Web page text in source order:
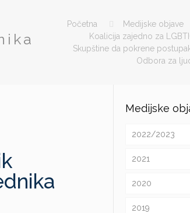
Početna Medijske objave
Koalicija zajedno za
Skupštine da pokrene
Odbora za
Medijske
2022/2023
2021
2020
2019